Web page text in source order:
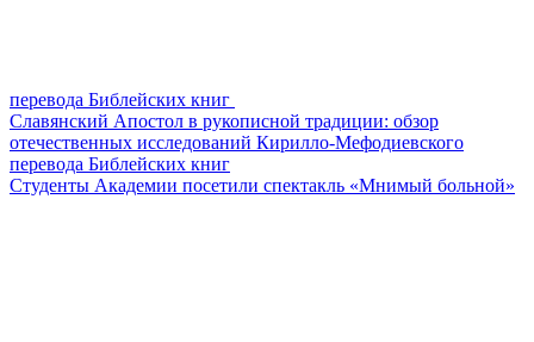
перевода Библейских книг
Славянский Апостол в рукописной традиции: обзор
отечественных исследований Кирилло-Мефодиевского
перевода Библейских книг
Студенты Академии посетили спектакль «Мнимый больной»